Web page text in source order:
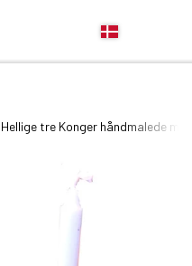
Hellige tre Konger håndmalede